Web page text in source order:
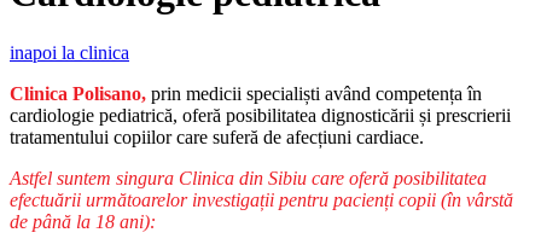
inapoi la clinica
Clinica Polisano, prin medicii specialiști având competența în
cardiologie pediatrică, oferă posibilitatea dignosticării și prescrierii
tratamentului copiilor care suferă de afecțiuni cardiace.
Astfel suntem singura Clinica din Sibiu care oferă posibilitatea
efectuării următoarelor investigații pentru pacienți copii (în vârstă
de până la 18 ani):